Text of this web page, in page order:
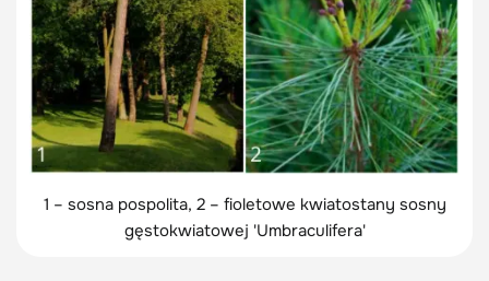
1 – sosna pospolita, 2 – fioletowe kwiatostany sosny
gęstokwiatowej 'Umbraculifera'